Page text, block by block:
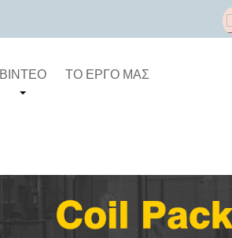
ΒΊΝΤΕΟ ΤΟ ΈΡΓΟ ΜΑΣ